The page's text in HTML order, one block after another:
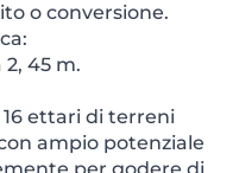
o conversione.
45 m.
ettari di terreni
ampio potenziale